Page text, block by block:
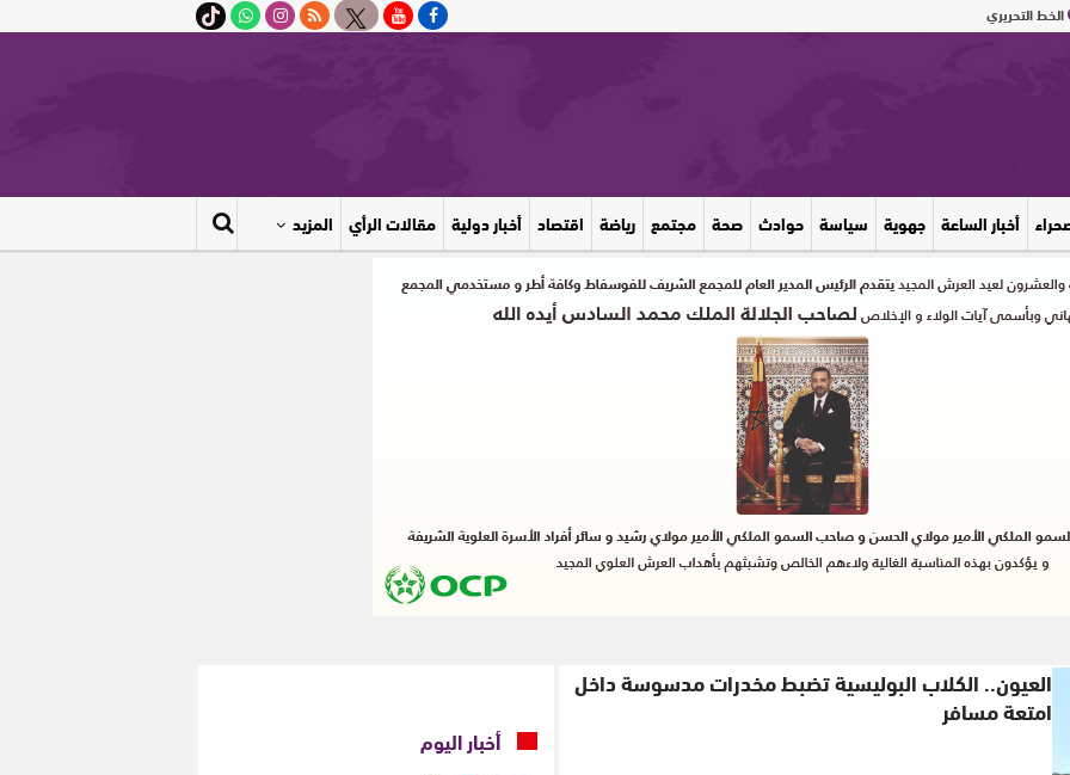
الخط التحريري
أخبار الساعة جهوية سياسة حوادث صحة مجتمع رياضة اقتصاد أخبار دولية مقالات الرأي المزيد
العيون.. الكلاب البوليسية تضبط مخدرات مدسوسة داخل
امتعة مسافر
أخبار اليوم